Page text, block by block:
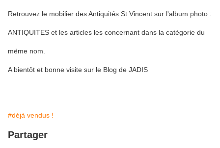
Retrouvez le mobilier des Antiquités St Vincent sur l'album photo :
ANTIQUITES et les articles les concernant dans la catégorie du
mëme nom.
A bientôt et bonne visite sur le Blog de JADIS
#déjà vendus !
Partager